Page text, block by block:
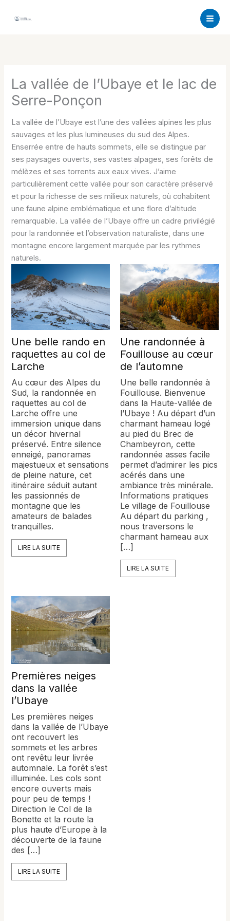
La vallée de l’Ubaye et le lac de
Serre-Ponçon
La vallée de l’Ubaye est l’une des vallées alpines les plus
sauvages et les plus lumineuses du sud des Alpes.
Enserrée entre de hauts sommets, elle se distingue par
ses paysages ouverts, ses vastes alpages, ses forêts de
mélèzes et ses torrents aux eaux vives. J’aime
particulièrement cette vallée pour son caractère préservé
et pour la richesse de ses milieux naturels, où cohabitent
une faune alpine emblématique et une flore d’altitude
remarquable. La vallée de l’Ubaye offre un cadre privilégié
pour la randonnée et l’observation naturaliste, dans une
montagne encore largement marquée par les rythmes
naturels.
Une belle rando en
raquettes au col de
Larche
Au cœur des Alpes du
Sud, la randonnée en
raquettes au col de
Larche offre une
immersion unique dans
un décor hivernal
préservé. Entre silence
enneigé, panoramas
majestueux et sensations
de pleine nature, cet
itinéraire séduit autant
les passionnés de
montagne que les
amateurs de balades
tranquilles.
LIRE LA SUITE
Une randonnée à
Fouillouse au cœur
de l’automne
Une belle randonnée à
Fouillouse. Bienvenue
dans la Haute-vallée de
l’Ubaye ! Au départ d’un
charmant hameau logé
au pied du Brec de
Chambeyron, cette
randonnée asses facile
permet d’admirer les pics
acérés dans une
ambiance très minérale.
Informations pratiques
Le village de Fouillouse
Au départ du parking ,
nous traversons le
charmant hameau aux
[…]
LIRE LA SUITE
Premières neiges
dans la vallée
l’Ubaye
Les premières neiges
dans la vallée de l’Ubaye
ont recouvert les
sommets et les arbres
ont revêtu leur livrée
automnale. La forêt s’est
illuminée. Les cols sont
encore ouverts mais
pour peu de temps !
Direction le Col de la
Bonette et la route la
plus haute d’Europe à la
découverte de la faune
des […]
LIRE LA SUITE